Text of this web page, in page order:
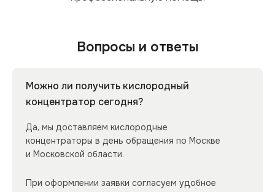
Вопросы и ответы
Можно ли получить кислородный
концентратор сегодня?
Да, мы доставляем кислородные
концентраторы в день обращения по Москве
и Московской области.
При оформлении заявки согласуем удобное